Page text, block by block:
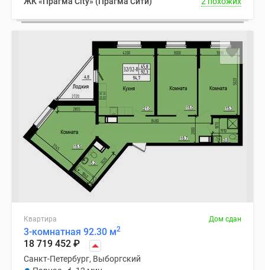
Квартира Дом сдан
3-комнатная 92.30 м2
18 719 452 ₽
Санкт-Петербург, Выборгский